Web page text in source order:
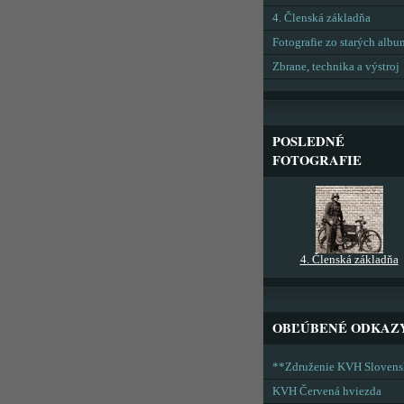
4. Členská základňa
Fotografie zo starých
Zbrane, technika a výstroj
POSLEDNÉ
FOTOGRAFIE
4. Členská základňa
OBĽÚBENÉ
**Združenie KVH
KVH Červená hviezda